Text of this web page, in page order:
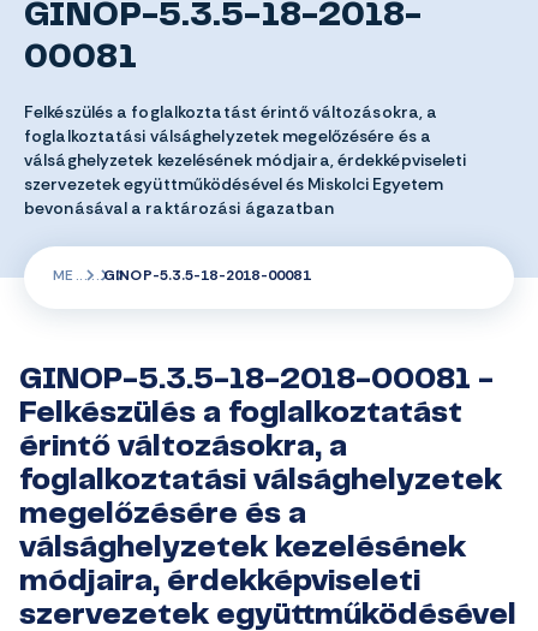
GINOP-5.3.5-18-2018-
00081
Felkészülés a foglalkoztatást érintő változásokra, a
foglalkoztatási válsághelyzetek megelőzésére és a
válsághelyzetek kezelésének módjaira, érdekképviseleti
szervezetek együttműködésével és Miskolci Egyetem
bevonásával a raktározási ágazatban
ME GINOP-5.3.5-18-2018-00081
GINOP-5.3.5-18-2018-00081 -
Felkészülés a foglalkoztatást
érintő változásokra, a
foglalkoztatási válsághelyzetek
megelőzésére és a
válsághelyzetek kezelésének
módjaira, érdekképviseleti
szervezetek együttműködésével